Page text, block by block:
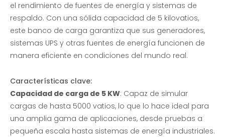
el rendimiento de fuentes de energía y sistemas de
respaldo. Con una sólida capacidad de 5 kilovatios,
este banco de carga garantiza que sus generadores,
sistemas UPS y otras fuentes de energía funcionen de
manera eficiente en condiciones del mundo real.
Características clave:
Capacidad de carga de 5 KW: Capaz de simular
cargas de hasta 5000 vatios, lo que lo hace ideal para
una amplia gama de aplicaciones, desde pruebas a
pequeña escala hasta sistemas de energía industriales.